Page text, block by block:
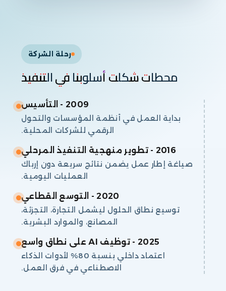
رحلة الشركة
محطات شكلت أسلوبنا في التنفيذ
2009 - التأسيس
بداية العمل في أنظمة المؤسسات والتحول
الرقمي للشركات المحلية.
2016 - تطوير منهجية التنفيذ المرحلي
صياغة إطار عمل يضمن نتائج سريعة دون إرباك
العمليات اليومية.
2020 - التوسع القطاعي
توسيع نطاق الحلول ليشمل التجارة، التجزئة،
المصانع، والموارد البشرية.
2025 - توظيف AI على نطاق واسع
اعتماد داخلي بنسبة 80% لأدوات الذكاء
الاصطناعي في فرق العمل.